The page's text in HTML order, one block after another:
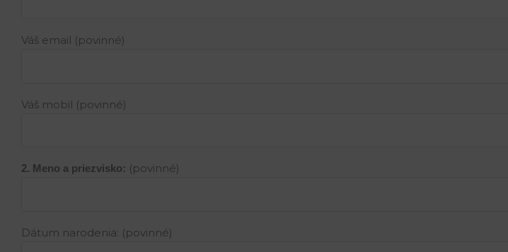
Váš email (povinné)
Váš mobil (povinné)
2. Meno a priezvisko: (povinné)
Dátum narodenia: (povinné)